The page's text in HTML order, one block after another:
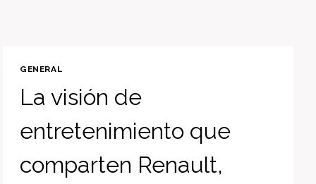
GENERAL
La visión de
entretenimiento que
comparten Renault,